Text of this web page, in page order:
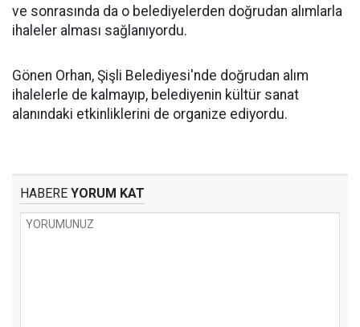
ve sonrasında da o belediyelerden doğrudan alımlarla
ihaleler alması sağlanıyordu.
Gönen Orhan, Şişli Belediyesi'nde doğrudan alım
ihalelerle de kalmayıp, belediyenin kültür sanat
alanındaki etkinliklerini de organize ediyordu.
HABERE YORUM KAT